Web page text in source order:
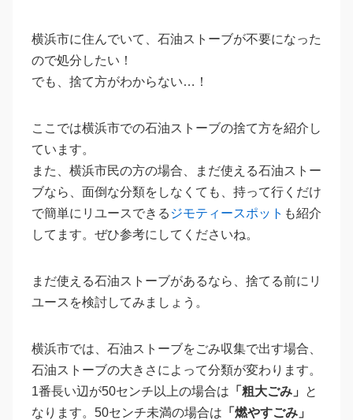
横浜市に住んでいて、石油ストーブが不要になった
ので処分したい！
でも、捨て方がわからない…！
ここでは横浜市での石油ストーブの捨て方を紹介し
ています。
また、横浜市民の方の場合、まだ使える石油ストー
ブなら、面倒な分類をしなくても、持って行くだけ
で簡単にリユースできる ジモティースポット も紹介
してます。ぜひ参考にしてくださいね。
まだ使える石油ストーブがあるなら、捨てる前にリ
ユースを検討してみましょう。
横浜市では、石油ストーブをごみ収集で出す場合、
石油ストーブの大きさによって分類が変わります。
1番長い辺が50センチ以上の場合は 「粗大ごみ」
と
なります。50センチ未満の場合は 「燃やすごみ」